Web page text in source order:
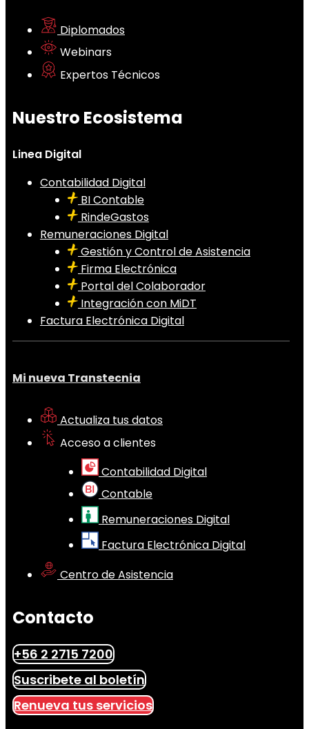
Diplomados
Webinars
Expertos Técnicos
Nuestro Ecosistema
Linea Digital
Contabilidad Digital
BI Contable
RindeGastos
Remuneraciones Digital
Gestión y Control de Asistencia
Firma Electrónica
Portal del Colaborador
Integración con MiDT
Factura Electrónica Digital
Mi nueva Transtecnia
Actualiza tus datos
Acceso a clientes
Contabilidad Digital
Contable
Remuneraciones Digital
Factura Electrónica Digital
Centro de Asistencia
Contacto
+56 2 2715 7200
Suscribete al boletín
Renueva tus servicios